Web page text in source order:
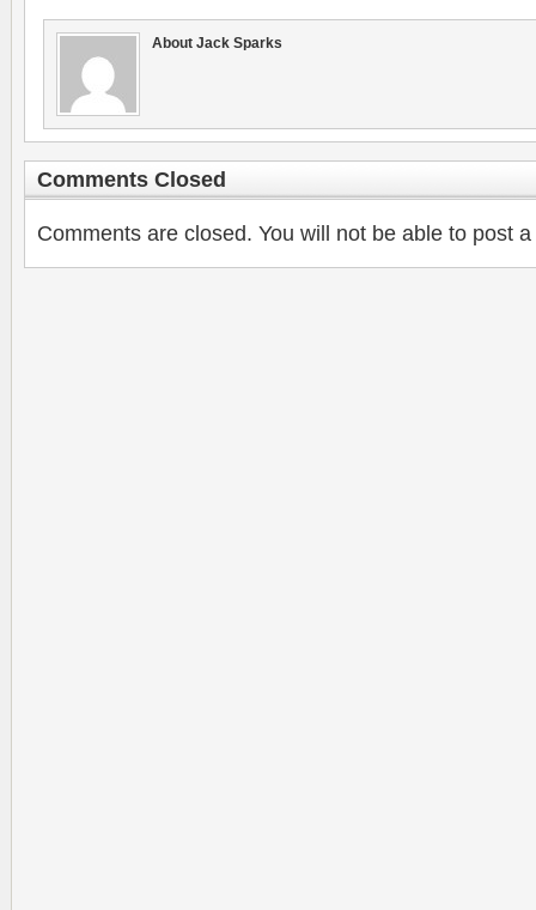
About Jack Sparks
Comments Closed
Comments are closed. You will not be able to post